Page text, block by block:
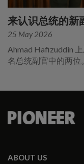
来认识总统的新
25 May 2026
Ahmad Hafizuddin
名总统副官中的两位。
ABOUT US